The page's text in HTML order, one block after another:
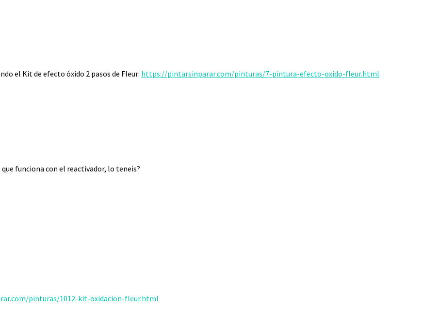
el Kit de efecto óxido 2 pasos de Fleur: https://pintarsinparar.com/pinturas/7-pintura-efecto-oxido-fleur.html
funciona con el reactivador, lo teneis?
pinturas/1012-kit-oxidacion-fleur.html